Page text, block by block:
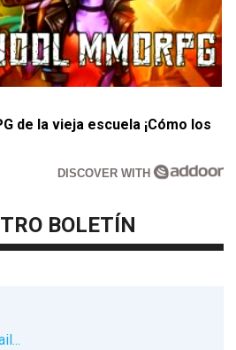
de la vieja escuela ¡Cómo los
DISCOVER WITH
BOLETÍN